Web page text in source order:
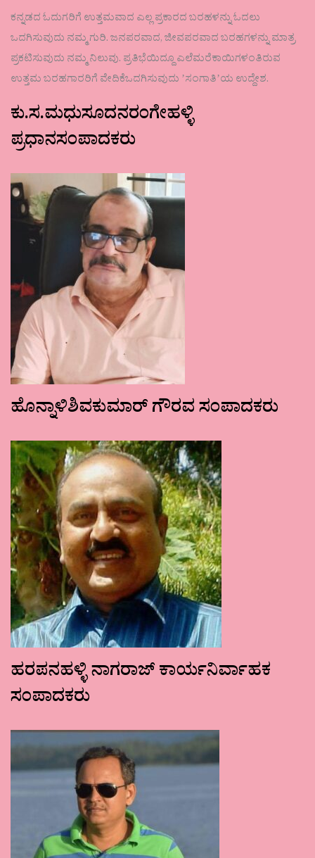
ಕನ್ನಡದ ಓದುಗರಿಗೆ ಉತ್ತಮವಾದ ಎಲ್ಲ ಪ್ರಕಾರದ ಬರಹಳನ್ನು ಓದಲು
ಒದಗಿಸುವುದು ನಮ್ಮ ಗುರಿ. ಜನಪರವಾದ, ಜೀವಪರವಾದ ಬರಹಗಳನ್ನು ಮಾತ್ರ
ಪ್ರಕಟಿಸುವುದು ನಮ್ಮ ನಿಲುವು. ಪ್ರತಿಭೆಯಿದ್ದೂ ಎಲೆಮರೆಕಾಯಿಗಳಂತಿರುವ
ಉತ್ತಮ ಬರಹಗಾರರಿಗೆ ವೇದಿಕೆಒದಗಿಸುವುದು ʼಸಂಗಾತಿʼಯ ಉದ್ದೇಶ.
ಕು.ಸ.ಮಧುಸೂದನರಂಗೇಹಳ್ಳಿ
ಪ್ರಧಾನಸಂಪಾದಕರು
ಹೊನ್ನಾಳಿಶಿವಕುಮಾರ್ ಗೌರವ ಸಂಪಾದಕರು
ಹರಪನಹಳ್ಳಿ ನಾಗರಾಜ್ ಕಾರ್ಯನಿರ್ವಾಹಕ
ಸಂಪಾದಕರು